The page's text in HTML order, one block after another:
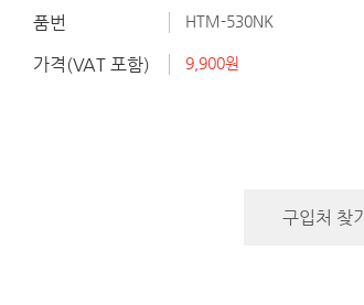
품번 HTM-530NK
가격(VAT 포함) 9,900원
구입처 찾기